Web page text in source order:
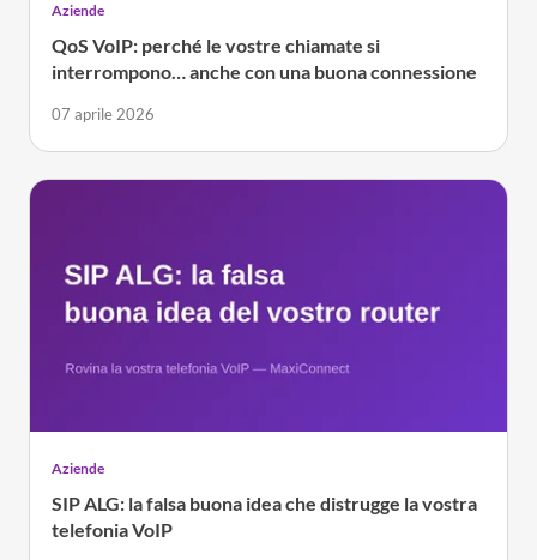
Aziende
QoS VoIP: perché le vostre chiamate si
interrompono… anche con una buona connessione
07 aprile 2026
Aziende
SIP ALG: la falsa buona idea che distrugge la vostra
telefonia VoIP